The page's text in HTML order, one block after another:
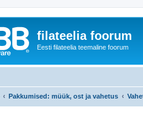
filateelia foorum
Eesti filateelia teemaline foorum
Pakkumised: müük, ost ja vahetus